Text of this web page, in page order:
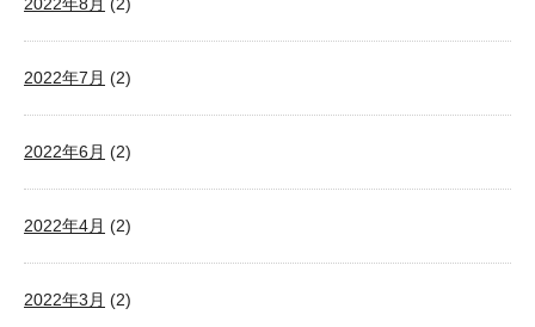
2022年7月 (2)
2022年6月 (2)
2022年4月 (2)
2022年3月 (2)